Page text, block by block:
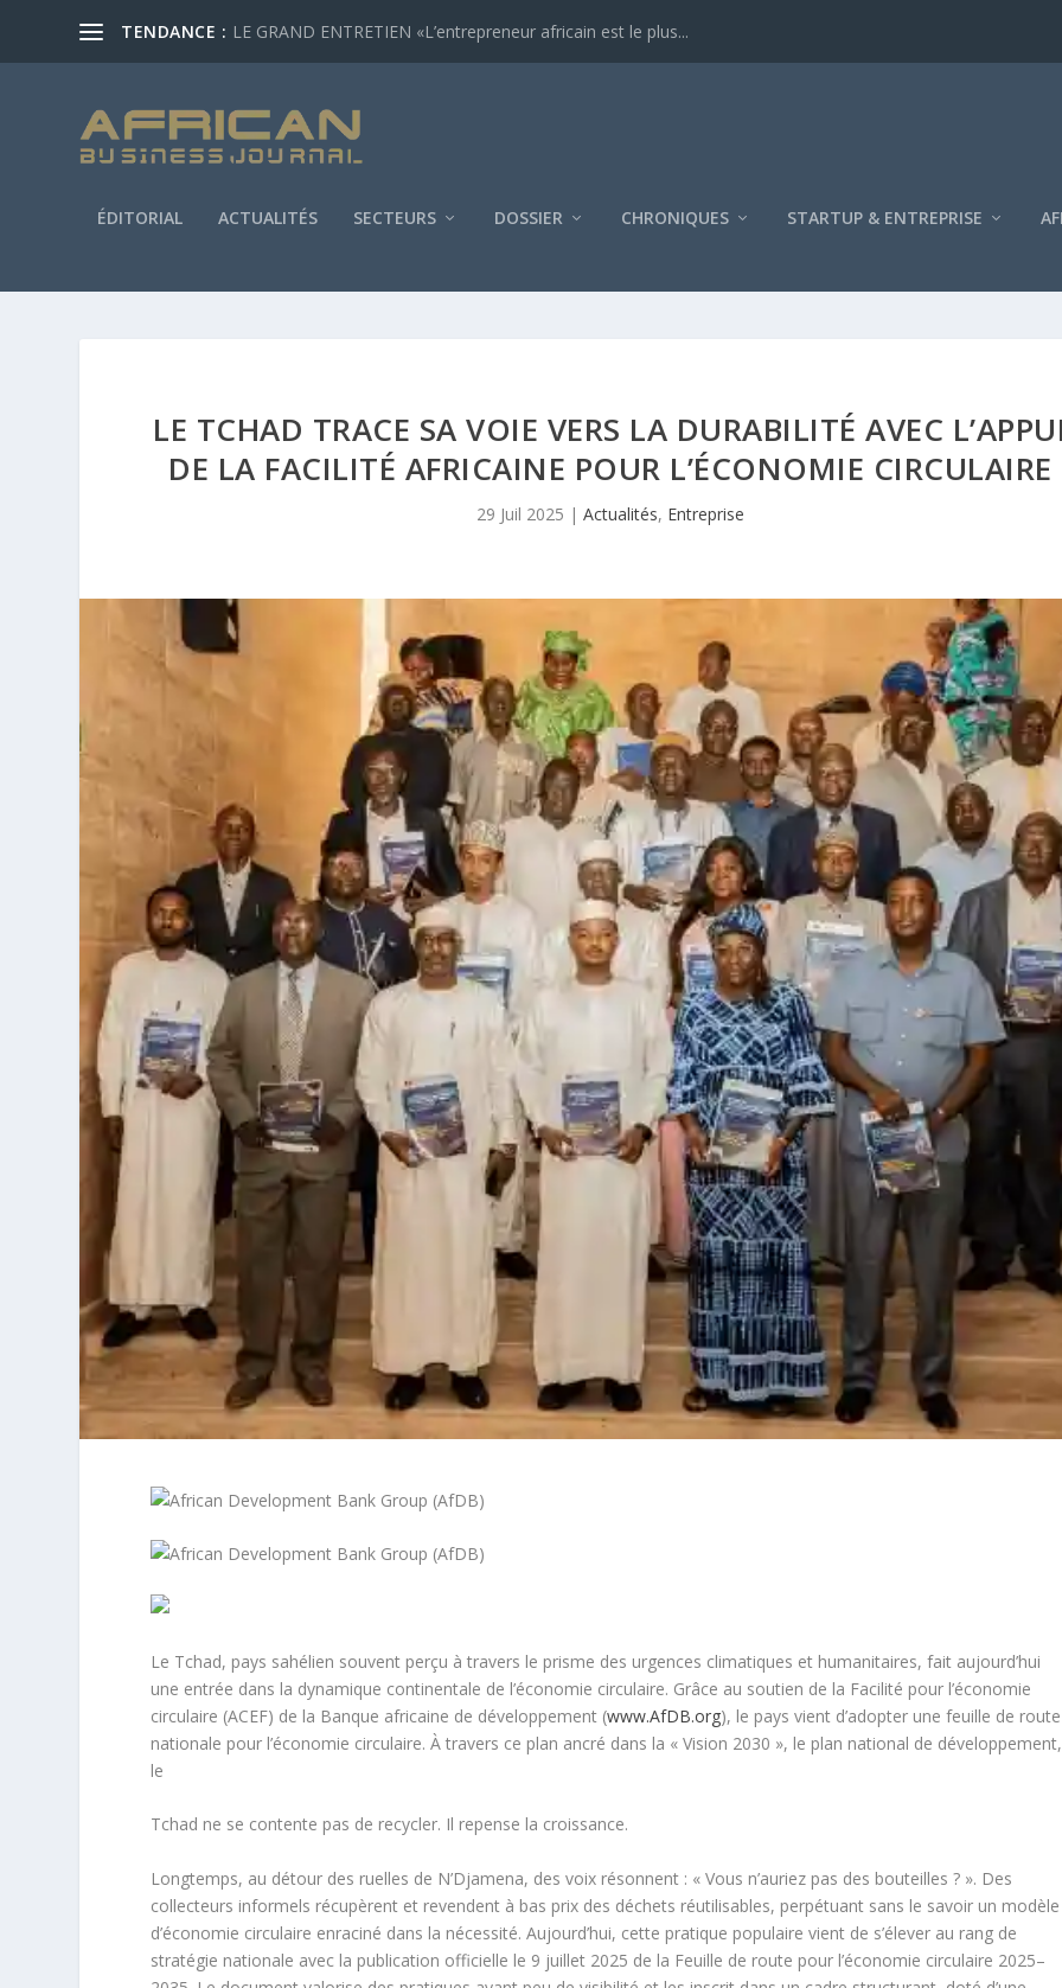
TENDANCE : LE GRAND ENTRETIEN «L’entrepreneur africain est le plus...
ÉDITORIAL ACTUALITÉS SECTEURS DOSSIER CHRONIQUES STARTUP & ENTREPRISE
LE TCHAD TRACE SA VOIE VERS LA DURABILITÉ AVEC
DE LA FACILITÉ AFRICAINE POUR L’ÉCONOMIE CIRCULAIRE
29 Juil 2025 | Actualités, Entreprise
Le Tchad, pays sahélien souvent perçu à travers le prisme des urgences climatiques et humanitaires, fait aujourd’hui
une entrée dans la dynamique continentale de l’économie circulaire. Grâce au soutien de la Facilité pour l’économie
circulaire (ACEF) de la Banque africaine de développement (www.AfDB.org), le pays vient d’adopter une feuille de route
nationale pour l’économie circulaire. À travers ce plan ancré dans la « Vision 2030 », le plan national de développement,
le
Tchad ne se contente pas de recycler. Il repense la croissance.
Longtemps, au détour des ruelles de N’Djamena, des voix résonnent : « Vous n’auriez pas des bouteilles ? ». Des
collecteurs informels récupèrent et revendent à bas prix des déchets réutilisables, perpétuant sans le savoir un modèle
d’économie circulaire enraciné dans la nécessité. Aujourd’hui, cette pratique populaire vient de s’élever au rang de
stratégie nationale avec la publication officielle le 9 juillet 2025 de la Feuille de route pour l’économie circulaire 2025–